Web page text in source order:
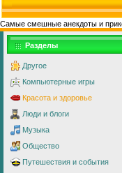
Самые смешные анекдоты и
Разделы
Другое
Компьютерные игры
Красота и здоровье
Люди и блоги
Музыка
Общество
Путешествия и события